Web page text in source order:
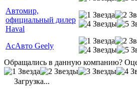
Автомир,
официальный дилер
Haval
АсАвто Geely
Обращались в данную компанию?
Загрузка...